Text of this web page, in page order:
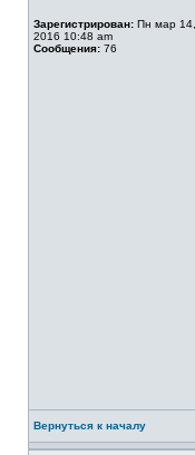
Зарегистрирован: Пн мар 14,
2016 10:48 am
Сообщения: 76
Вернуться к началу